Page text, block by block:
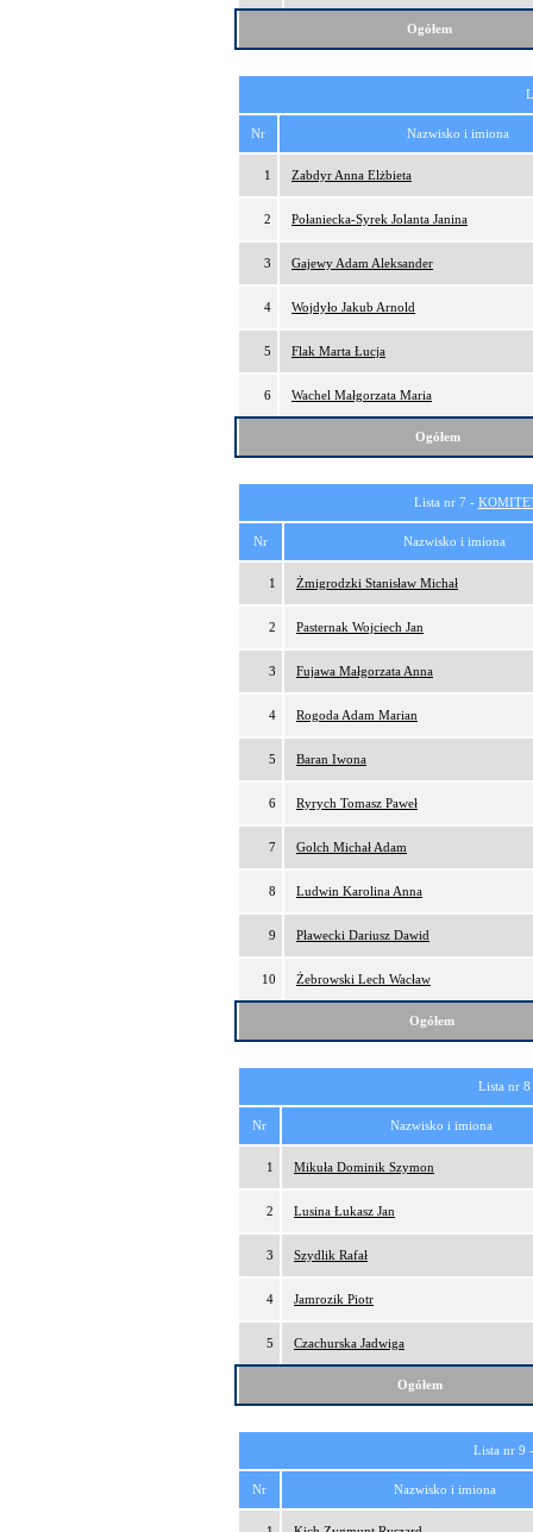
Ogółem
Nr Nazwisko i imiona
1 Zabdyr Anna Elżbieta
2 Połaniecka-Syrek Jolanta Janina
3 Gajewy Adam Aleksander
4 Wojdyło Jakub Arnold
5 Flak Marta Łucja
6 Wachel Małgorzata Maria
Ogółem
Lista nr 7 -
Nr Nazwisko i imiona
1 Żmigrodzki Stanisław Michał
2 Pasternak Wojciech Jan
3 Fujawa Małgorzata Anna
4 Rogoda Adam Marian
5 Baran Iwona
6 Ryrych Tomasz Paweł
7 Golch Michał Adam
8 Ludwin Karolina Anna
9 Pławecki Dariusz Dawid
10 Żebrowski Lech Wacław
Ogółem
Lista nr
Nr Nazwisko i imiona
1 Mikuła Dominik Szymon
2 Lusina Łukasz Jan
3 Szydlik Rafał
4 Jamrozik Piotr
5 Czachurska Jadwiga
Ogółem
Lista nr 9
Nr Nazwisko i imiona